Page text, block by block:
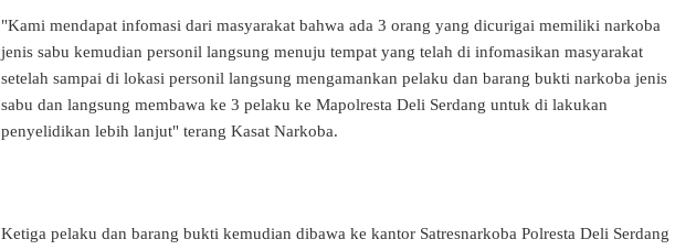
"Kami mendapat infomasi dari masyarakat bahwa ada 3 orang yang dicurigai memiliki narkoba
jenis sabu kemudian personil langsung menuju tempat yang telah di infomasikan masyarakat
setelah sampai di lokasi personil langsung mengamankan pelaku dan barang bukti narkoba jenis
sabu dan langsung membawa ke 3 pelaku ke Mapolresta Deli Serdang untuk di lakukan
penyelidikan lebih lanjut" terang Kasat Narkoba.
Ketiga pelaku dan barang bukti kemudian dibawa ke kantor Satresnarkoba Polresta Deli Serdang